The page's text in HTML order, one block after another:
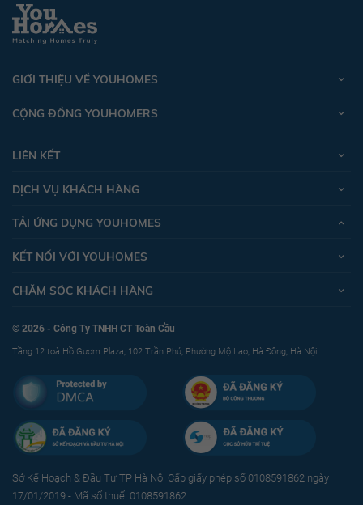
GIỚI THIỆU VỀ YOUHOMES
CỘNG ĐỒNG YOUHOMERS
LIÊN KẾT
DỊCH VỤ KHÁCH HÀNG
TẢI ỨNG DỤNG YOUHOMES
KẾT NỐI VỚI YOUHOMES
CHĂM SÓC KHÁCH HÀNG
© 2026 - Công Ty TNHH CT Toàn Cầu
Tầng 12 toà Hồ Gươm Plaza, 102 Trần Phú, Phường Mộ Lao, Hà Đông, Hà Nội
Sở Kế Hoạch & Ðầu Tư TP Hà Nội Cấp giấy phép số 0108591862 ngày
17/01/2019 - Mã số thuế: 0108591862